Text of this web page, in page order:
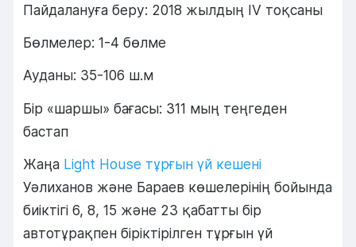
Пайдалануға беру: 2018 жылдың IV тоқсаны
Бөлмелер: 1-4 бөлме
Ауданы: 35-106 ш.м
Бір «шаршы» бағасы: 311 мың теңгеден
бастап
Жаңа Light House тұрғын үй кешені
Уәлиханов және Бараев көшелерінің бойында
биіктігі 6, 8, 15 және 23 қабатты бір
автотұрақпен біріктірілген тұрғын үй